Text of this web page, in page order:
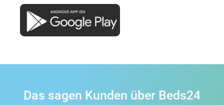
Das sagen Kunden über Beds24